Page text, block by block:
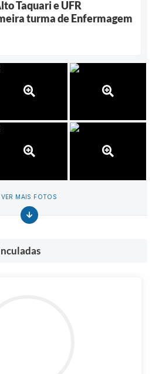
Taquari e UFR
turma de Enfermagem
VER MAIS FOTOS